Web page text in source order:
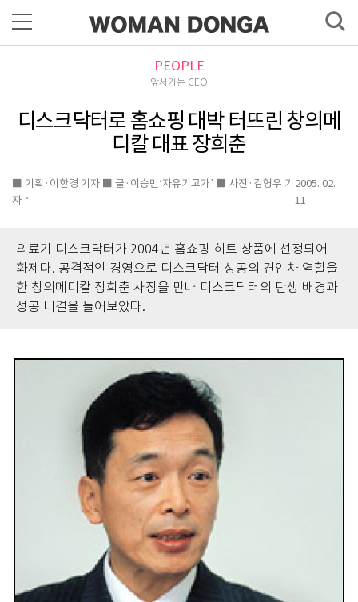
PEOPLE
앞서가는 CEO
디스크닥터로 홈쇼핑 대박 터뜨린 창의메
디칼 대표 장희춘
■ 기획·이한경 기자 ■ 글·이승민‘자유기고가’ ■ 사진·김형우 기
자
2005. 02.
11
의료기 디스크닥터가 2004년 홈쇼핑 히트 상품에 선정되어
화제다. 공격적인 경영으로 디스크닥터 성공의 견인차 역할을
한 창의메디칼 장희춘 사장을 만나 디스크닥터의 탄생 배경과
성공 비결을 들어보았다.